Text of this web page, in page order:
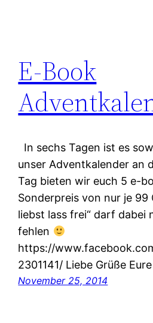
E-Book
In sechs Tagen ist es
unser Adventkalender an
Tag bieten wir euch 5 e-
Sonderpreis von nur je 99
liebst lass frei“ darf dabei
fehlen
https://
2301141/ Liebe Grüße
November 25, 2014